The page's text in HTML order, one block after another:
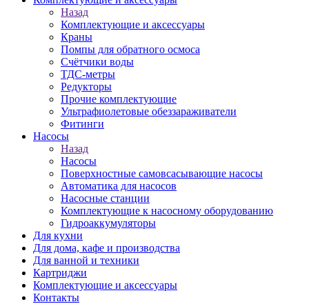
Назад
Комплектующие и аксессуары
Краны
Помпы для обратного осмоса
Счётчики воды
ТДС-метры
Редукторы
Прочие комплектующие
Ультрафиолетовые обеззараживатели
Фитинги
Насосы
Назад
Насосы
Поверхностные самовсасывающие насосы
Автоматика для насосов
Насосные станции
Комплектующие к насосному оборудованию
Гидроаккумуляторы
Для кухни
Для дома, кафе и производства
Для ванной и техники
Картриджи
Комплектующие и аксессуары
Контакты